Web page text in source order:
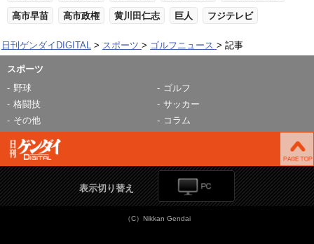
高市早苗 高市政権 黄川田仁志 巨人 フジテレビ
日刊ゲンダイDIGITAL スポーツ ゴルフニュース 記事
スポーツ
野球
ゴルフ
格闘技
サッカー
その他
コラム
表示切り替え
（C）Nikkan Gendai